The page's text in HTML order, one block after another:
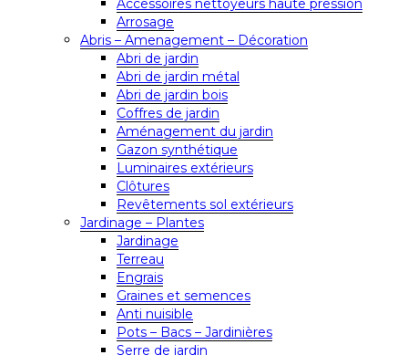
Accessoires nettoyeurs haute pression
Arrosage
Abris – Amenagement – Décoration
Abri de jardin
Abri de jardin métal
Abri de jardin bois
Coffres de jardin
Aménagement du jardin
Gazon synthétique
Luminaires extérieurs
Clôtures
Revêtements sol extérieurs
Jardinage – Plantes
Jardinage
Terreau
Engrais
Graines et semences
Anti nuisible
Pots – Bacs – Jardinières
Serre de jardin